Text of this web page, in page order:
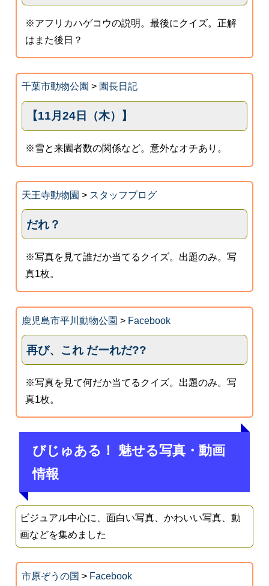
※アフリカハゲコウの説明。最後にクイズ。正解
はまた後日？
千葉市動物公園 > 園長日記
【11月24日（木）】
※雪と来園者数の関係など。意外なオチあり。
天王寺動物園 > スタッフブログ
だれ？
※写真を見て誰だか当てるクイズ。出題のみ。写
真1枚。
鹿児島市平川動物公園 > Facebook
再び、これ だーれだ??
※写真を見て何だか当てるクイズ。出題のみ。写
真1枚。
びじゅある！ 魅せる写真・動画
情報
ビジュアル中心に、面白い写真、かわいい写真、動
画などを集めました
市原ぞうの国 > Facebook